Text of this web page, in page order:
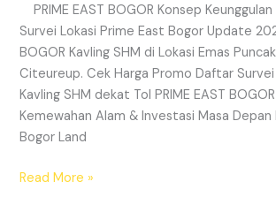
PRIME EAST BOGOR Konsep
Survei Lokasi Prime East Bogor Update
BOGOR Kavling SHM di Lokasi Emas
Citeureup. Cek Harga Promo Daftar
Kavling SHM dekat Tol PRIME EAST BOGOR
Kemewahan Alam & Investasi Masa Depan
Bogor Land
Read More »